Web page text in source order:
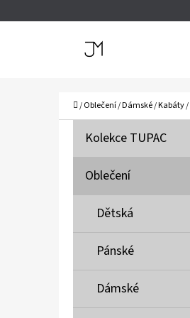
Domů
/Oblečení/Dámské/Kabáty/
Přeskočit
K Kolekce TUPAC
Oblečení
Dětská
Pánské
Dámské